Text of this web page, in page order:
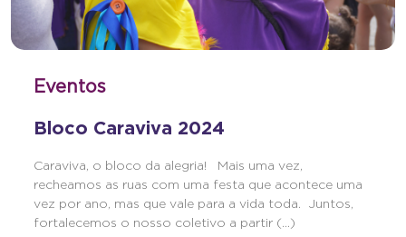
Eventos
Bloco Caraviva 2024
Caraviva, o bloco da alegria! Mais uma vez,
recheamos as ruas com uma festa que acontece uma
vez por ano, mas que vale para a vida toda. Juntos,
fortalecemos o nosso coletivo a partir (...)